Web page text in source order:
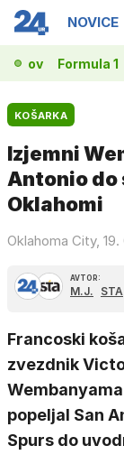
NOVICE
Formula 1
KOŠARKA
Izjemni
Antonio do
Oklahomi
Oklahoma City, 19.
AVTOR:
M.J. STA
Francoski
zvezdnik
popeljal San
Spurs do